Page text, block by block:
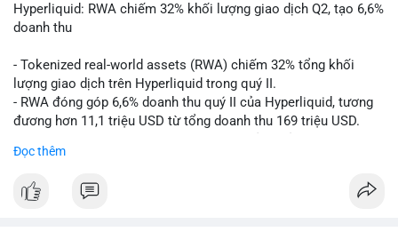
📰 Nguồn: CoinDesk
Hyperliquid: RWA chiếm 32% khối lượng giao dịch Q2, tạo 6,6%
doanh thu
- Tokenized real-world assets (RWA) chiếm 32% tổng khối
lượng giao dịch trên Hyperliquid trong quý II.
- RWA đóng góp 6,6% doanh thu quý II của Hyperliquid, tương
đương hơn 11,1 triệu USD từ tổng doanh thu 169 triệu USD.
sản hóa thực tế trên sàn giao dịch phi tập trung.
#binancesquare
Đọc thêm